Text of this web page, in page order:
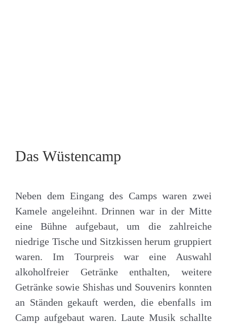
Das Wüstencamp
Neben dem Eingang des Camps waren zwei
Kamele angeleihnt. Drinnen war in der Mitte
eine Bühne aufgebaut, um die zahlreiche
niedrige Tische und Sitzkissen herum gruppiert
waren. Im Tourpreis war eine Auswahl
alkoholfreier Getränke enthalten, weitere
Getränke sowie Shishas und Souvenirs konnten
an Ständen gekauft werden, die ebenfalls im
Camp aufgebaut waren. Laute Musik schallte